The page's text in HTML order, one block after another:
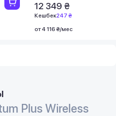
12 349 ₴
Кешбек247 ₴
от 4 116 ₴/мес
Plus Wireless